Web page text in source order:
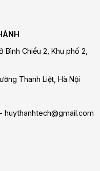
Chiểu 2, Khu phố 2,
Thanh Liệt, Hà Nội
huythanhtech@gmail.com